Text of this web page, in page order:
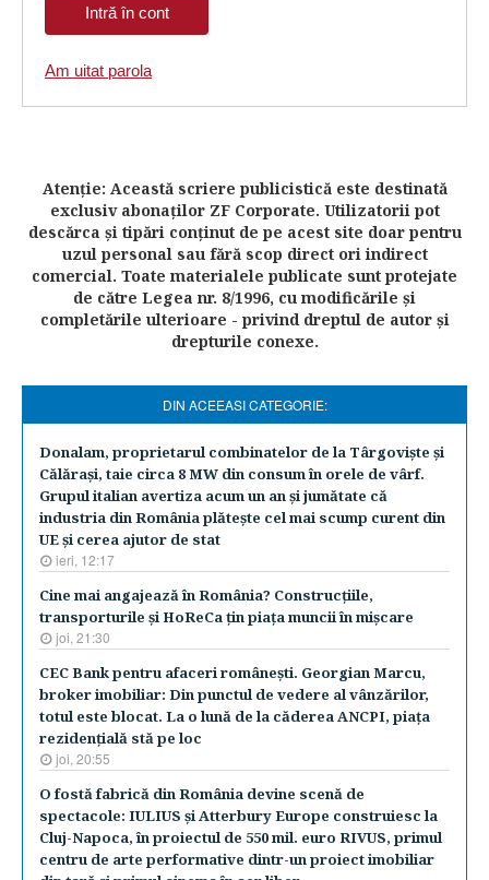
Am uitat parola
Atenţie: Această scriere publicistică este destinată
exclusiv abonaţilor ZF Corporate. Utilizatorii pot
descărca şi tipări conţinut de pe acest site doar pentru
uzul personal sau fără scop direct ori indirect
comercial. Toate materialele publicate sunt protejate
de către Legea nr. 8/1996, cu modificările şi
completările ulterioare - privind dreptul de autor şi
drepturile conexe.
DIN ACEEASI CATEGORIE:
Donalam, proprietarul combinatelor de la Târgovişte şi
Călăraşi, taie circa 8 MW din consum în orele de vârf.
Grupul italian avertiza acum un an şi jumătate că
industria din România plăteşte cel mai scump curent din
UE şi cerea ajutor de stat
ieri, 12:17
Cine mai angajează în România? Construcţiile,
transporturile şi HoReCa ţin piaţa muncii în mişcare
joi, 21:30
CEC Bank pentru afaceri româneşti. Georgian Marcu,
broker imobiliar: Din punctul de vedere al vânzărilor,
totul este blocat. La o lună de la căderea ANCPI, piaţa
rezidenţială stă pe loc
joi, 20:55
O fostă fabrică din România devine scenă de
spectacole: IULIUS şi Atterbury Europe construiesc la
Cluj-Napoca, în proiectul de 550 mil. euro RIVUS, primul
centru de arte performative dintr-un proiect imobiliar